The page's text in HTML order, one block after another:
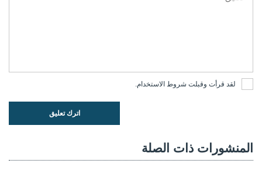
لقد قرأت وقبلت شروط الاستخدام.
اترك تعليق
المنشورات ذات الصلة